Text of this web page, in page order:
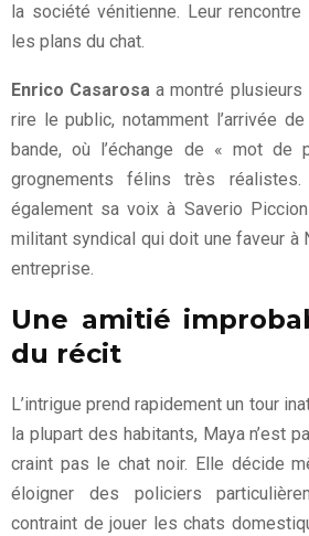
la société vénitienne. Leur rencontre
les plans du chat.
Enrico Casarosa a montré
rire le public, notamment l’arrivée
bande, où l’échange de « mot de
grognements félins très
également sa voix à Saverio
militant syndical qui doit une faveur à
entreprise.
Une amitié
du récit
L’intrigue prend rapidement un tour
la plupart des habitants, Maya n’est
craint pas le chat noir. Elle décide
éloigner des policiers
contraint de jouer les chats